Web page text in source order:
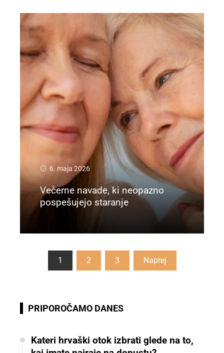
6. maja 2026
Večerne navade, ki neopazno
pospešujejo staranje
Številčenje
1 2 3 Naprej
PRIPOROČAMO DANES
Kateri hrvaški otok izbrati glede na to,